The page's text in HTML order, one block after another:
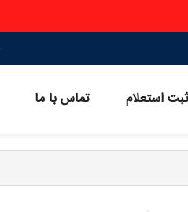
استعلام تماس با ما